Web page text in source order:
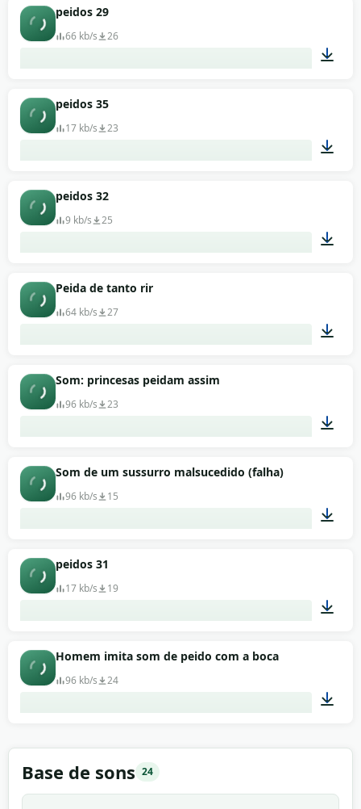
peidos 29
66 kb/s 26
peidos 35
17 kb/s 23
peidos 32
9 kb/s 25
Peida de tanto rir
64 kb/s 27
Som: princesas peidam assim
96 kb/s 23
Som de um sussurro malsucedido (falha)
96 kb/s 15
peidos 31
17 kb/s 19
Homem imita som de peido com a boca
96 kb/s 24
Base de sons 24